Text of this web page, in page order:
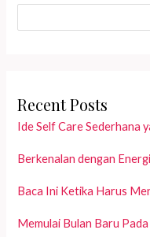
Recent Posts
Ide Self Care Sederhana
Berkenalan dengan
Baca Ini Ketika Harus
Memulai Bulan Baru